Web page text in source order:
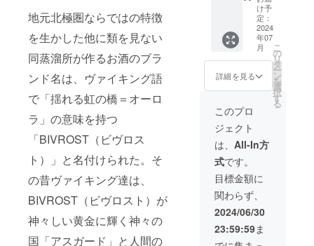
地元北極圏ならではの特徴
を生かした他に類を見ない
同蒸溜所が作るお酒のブラ
ンド名は、ヴァイキング語
で「揺れる虹の橋＝オーロ
ラ」の意味を持つ
「BIVROST（ビヴロス
ト）」と名付けられた。そ
の昔ヴァイキング達は、
BIVROST（ビヴロスト）が
神々しい黄金に輝く神々の
国「アスガード」と人間の
店時に
それを
証明す
るメー
タッフ
にお見
だく
と、メ
ンバー
カード
発送前
でも会
員特典
をご利
用にな
れま
す。 ＊
オンラ
にスタ
ンプし
ます。
＊店舗
ではそ
前でお
呼びし
（オプ
ション
でお好
きな性
択して
くださ
い） 1
年間有
効：
2024/7/
1から
プは適
用外。
【特典
３】実
店舗に
てメン
バー限
ティン
り。
【特典
４】
KING's
BARRE
Lがラン
ダムで
各メン
のドイ
ツ/ヴァ
に会員
になっ
た場合
のメン
バー割
引は
10％OF
Fとなり
＊実店
舗にて
お買い
上げの
場合の
み 【特
典２】
メン
バー期
間中、
KING`s
BARRE
L公式オ
の方は
購入不
可とな
りま
す。
ム 本数
限定 北
極シン
グルモ
キー /
46% /
500ml ×
1本
BIVRO
ST オリ
ジナル
グラ
ス 1個
グラス
サイ
ズ：高
さ約
11.5cm
、底面
キー」
の日本
先行販
売を行
いま
数限定
のリミ
商品の
ため、
このプ
ロジェ
了後に
当社確
保在庫
分が
残った
場合に
限り通
み） ※
割引率
は製品
本体の
販売予
定価格
に対す
「BIVR
極シン
グルモ
イス
キー」
は本数
限定の
リミ
商品の
ム」と
蒸溜所
でも使
用され
ている
BIVRO
STオリ
キーグ
のセッ
ト。 ＊
このリ
ターン
には
「BIVR
OST
ミッド
北極シ
ングル
定3セッ
ト】
BIVRO
ST『北
欧神話9
つの世
界シ
リー
2番「ニ
ザ
ヴェッ
リル」
と
KING’s
BARRE
Lの
ショッ
プ＆オ
ンライ
ン
ショッ
け予
定：
2024
年07
月
詳細を見る
こ
の
リ
タ
ー
ン
を
選
択
す
る
このプロ
ジェクト
は、 All-In方
式です。
目標金額に
関わらず、
2024/06/30
23:59:59ま